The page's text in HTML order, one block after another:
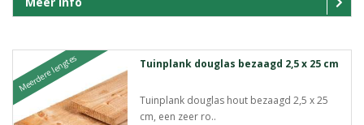
Meerdere lengtes Tuinplank douglas bezaagd 2,5 x 25 cm
Tuinplank douglas hout bezaagd 2,5 x 25
cm, een zeer ro..